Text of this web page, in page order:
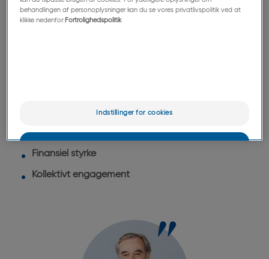
Mere terapeutisk innovation
Medicinsk lederskab
Finansiel styrke
Kollektivt engagement
behandlingen af personoplysninger kan du se vores privatlivspolitik ved at
klikke nedenfor: Fortrolighedspolitik
Indstillinger for cookies
Kun det vigtigste